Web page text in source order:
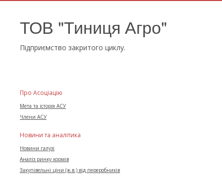
ТОВ "Тиниця Агро"
Підприємство закритого циклу.
Про Асоціацію
Мета та історія АСУ
Члени АСУ
Новини та аналітика
Новини галузі
Аналіз ринку кормів
Закупівельні ціни (ж.в.) від переробників